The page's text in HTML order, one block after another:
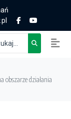
obszarze działania